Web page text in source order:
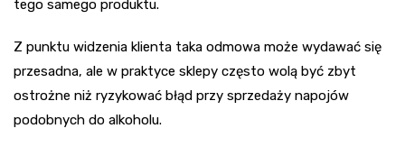
tego samego produktu.
Z punktu widzenia klienta taka odmowa może wydawać się
przesadna, ale w praktyce sklepy często wolą być zbyt
ostrożne niż ryzykować błąd przy sprzedaży napojów
podobnych do alkoholu.